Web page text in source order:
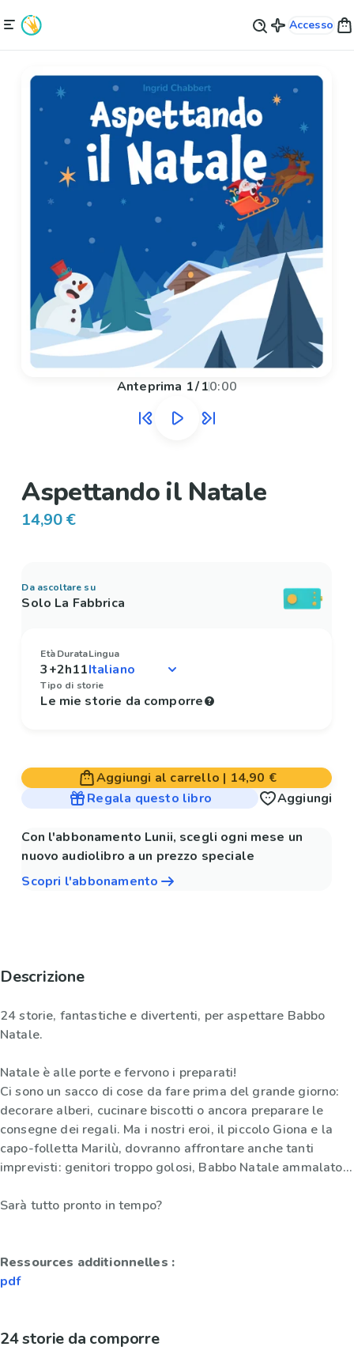
Accesso
Anteprima 1/10:00
Aspettando il Natale
14,90 €
Da ascoltare su
Solo La Fabbrica
Età
3+
Durata
2h11
Lingua
Tipo di storie
Le mie storie da comporre
Aggiungi al carrello | 14,90 €
Regala questo libro
Aggiungi
Con l'abbonamento Lunii, scegli ogni mese un
nuovo audiolibro a un prezzo speciale
Scopri l'abbonamento
Descrizione
24 storie, fantastiche e divertenti, per aspettare Babbo
Natale.
Natale è alle porte e fervono i preparati!
Ci sono un sacco di cose da fare prima del grande giorno:
decorare alberi, cucinare biscotti o ancora preparare le
consegne dei regali. Ma i nostri eroi, il piccolo Giona e la
capo-folletta Marilù, dovranno affrontare anche tanti
imprevisti: genitori troppo golosi, Babbo Natale ammalato...
Sarà tutto pronto in tempo?
Ressources additionnelles :
pdf
24 storie da comporre